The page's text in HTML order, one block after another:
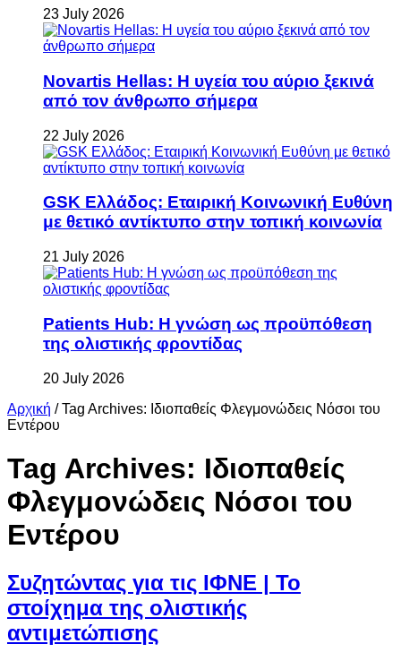
23 July 2026
Novartis Hellas: Η υγεία του αύριο ξεκινά
από τον άνθρωπο σήμερα
22 July 2026
GSK Ελλάδος: Εταιρική Κοινωνική Ευθύνη
με θετικό αντίκτυπο στην τοπική κοινωνία
21 July 2026
Patients Hub: Η γνώση ως προϋπόθεση
της ολιστικής φροντίδας
20 July 2026
Αρχική / Tag Archives: Ιδιοπαθείς Φλεγμονώδεις Νόσοι του
Εντέρου
Tag Archives: Ιδιοπαθείς
Φλεγμονώδεις Νόσοι του
Εντέρου
Συζητώντας για τις ΙΦΝΕ | Το
στοίχημα της ολιστικής
αντιμετώπισης